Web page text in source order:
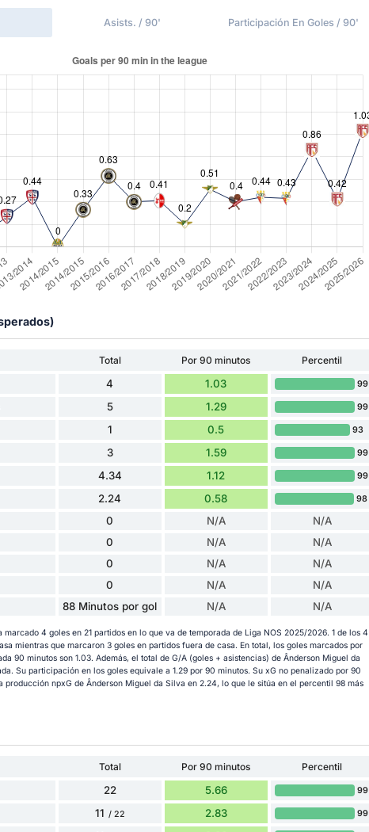
Asists. / 90' Participación En Goles / 90'
Total Por 90 minutos
Percentil
4 1.03 99
5 1.29 99
1 0.5 93
3 1.59 99
4.34 1.12 99
2.24 0.58 98
0 N/A N/A
0 N/A N/A
0 N/A N/A
0 N/A N/A
88 Minutos por gol N/A N/A
4 goles en 21 partidos en lo que va de temporada de Liga NOS 2025/2026. 1 de los 4
mientras que marcaron 3 goles en partidos fuera de casa. En total, los goles marcados por
90 minutos son 1.03. Además, el total de G/A (goles + asistencias) de Ânderson Miguel da
Su participación en los goles equivale a 1.29 por 90 minutos. Su xG no penalizado por 90
producción npxG de Ânderson Miguel da Silva en 2.24, lo que le sitúa en el percentil 98 más
Total Por 90 minutos
Percentil
22 5.66 99
11 / 22 2.83 99